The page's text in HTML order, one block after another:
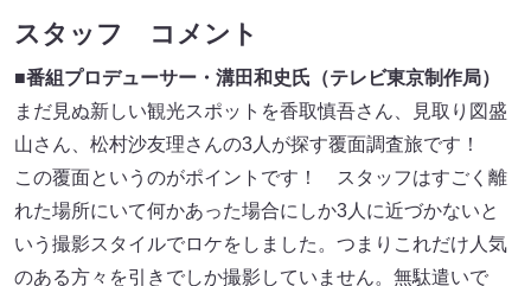
スタッフ コメント
■番組プロデューサー・溝田和史氏（テレビ東京制作局）
まだ見ぬ新しい観光スポットを香取慎吾さん、見取り図盛
山さん、松村沙友理さんの3人が探す覆面調査旅です！
この覆面というのがポイントです！ スタッフはすごく離
れた場所にいて何かあった場合にしか3人に近づかないと
いう撮影スタイルでロケをしました。つまりこれだけ人気
のある方々を引きでしか撮影していません。無駄遣いで